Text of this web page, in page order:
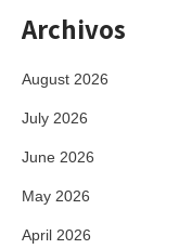
Archivos
August 2026
July 2026
June 2026
May 2026
April 2026